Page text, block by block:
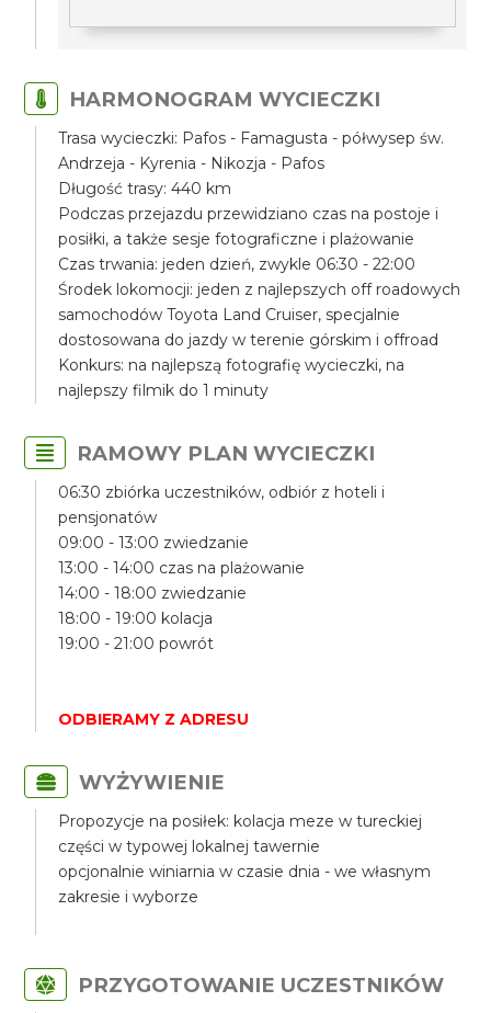
HARMONOGRAM WYCIECZKI
Trasa wycieczki: Pafos - Famagusta - półwysep św.
Andrzeja - Kyrenia - Nikozja - Pafos
Długość trasy: 440 km
Podczas przejazdu przewidziano czas na postoje i
posiłki, a także sesje fotograficzne i plażowanie
Czas trwania: jeden dzień, zwykle 06:30 - 22:00
Środek lokomocji: jeden z najlepszych off roadowych
samochodów Toyota Land Cruiser, specjalnie
dostosowana do jazdy w terenie górskim i offroad
Konkurs: na najlepszą fotografię wycieczki, na
najlepszy filmik do 1 minuty
RAMOWY PLAN WYCIECZKI
06:30 zbiórka uczestników, odbiór z hoteli i
pensjonatów
09:00 - 13:00 zwiedzanie
13:00 - 14:00 czas na plażowanie
14:00 - 18:00 zwiedzanie
18:00 - 19:00 kolacja
19:00 - 21:00 powrót
ODBIERAMY Z ADRESU
WYŻYWIENIE
Propozycje na posiłek: kolacja meze w tureckiej
części w typowej lokalnej tawernie
opcjonalnie winiarnia w czasie dnia - we własnym
zakresie i wyborze
PRZYGOTOWANIE UCZESTNIKÓW